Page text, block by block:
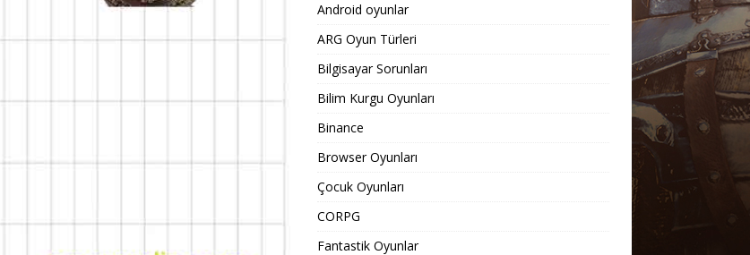
Android oyunlar
ARG Oyun Türleri
Bilgisayar Sorunları
Bilim Kurgu Oyunları
Binance
Browser Oyunları
Çocuk Oyunları
CORPG
Fantastik Oyunlar